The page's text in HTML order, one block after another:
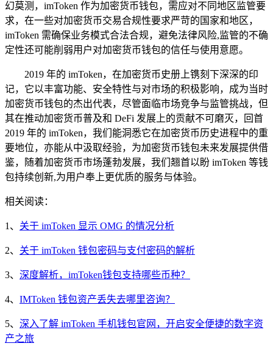
幻莫测，imToken 作为加密货币钱包，需应对不同地区监管要
求，在一些对加密货币交易合规性要求严苛的国家和地区，
imToken 需确保业务模式合法合规，避免法律风险,监管的不确
定性还可能削弱用户对加密货币钱包的信任与使用意愿。
2019 年的 imToken，在加密货币史册上镌刻下深深的印
记，它以丰富功能、安全特性与对市场的积极影响，成为当时
加密货币钱包的杰出代表，尽管面临市场竞争与监管挑战，但
其在推动加密货币普及和 DeFi 发展上的贡献不可磨灭，回首
2019 年的 imToken，我们能洞悉它在加密货币历史进程中的重
要地位，亦能从中汲取经验，为加密货币钱包未来发展提供借
鉴，随着加密货币市场蓬勃发展，我们翘首以盼 imToken 等钱
包持续创新,为用户奉上更优质的服务与体验。
相关阅读：
1、 关于 imToken 显示 OMG 的情况分析
2、 关于 imToken 钱包密码与支付密码的解析
3、 深度解析，imToken钱包支持哪些币种？
4、 IMToken 钱包资产丢失去哪里咨询？
5、 深入了解 imToken 手机钱包官网，开启安全便捷的数字资
产之旅